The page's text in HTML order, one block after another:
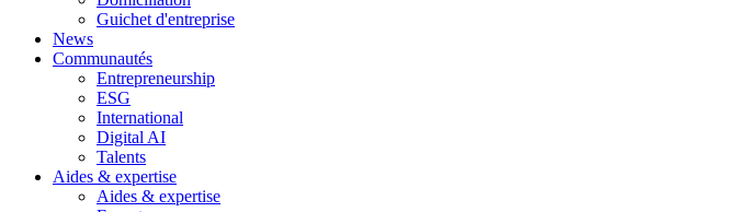
Guichet d'entreprise
News
Communautés
Entrepreneurship
ESG
International
Digital AI
Talents
Aides & expertise
Aides & expertise